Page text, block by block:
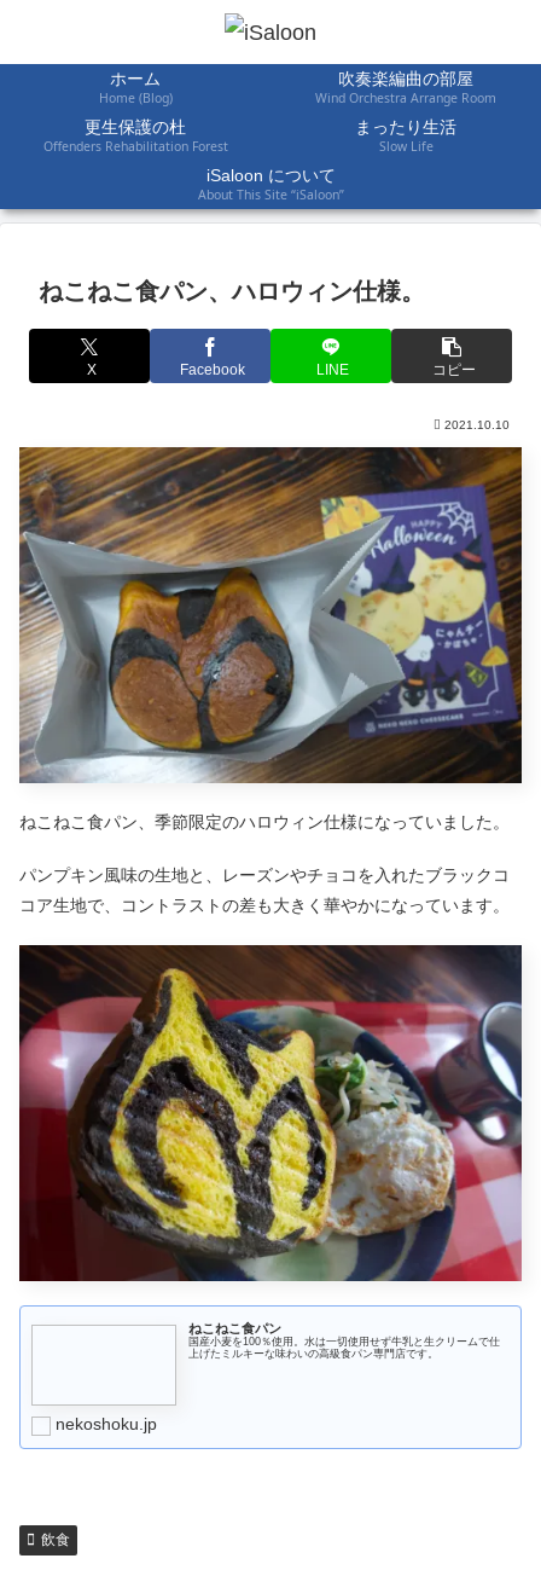
ホーム
Home (Blog)
吹奏楽編曲の部屋
Wind Orchestra Arrange Room
更生保護の杜
Offenders Rehabilitation Forest
まったり生活
Slow Life
iSaloon について
About This Site “iSaloon”
ねこねこ食パン、ハロウィン仕様。
X Facebook LINE コピー
2021.10.10
ねこねこ食パン、季節限定のハロウィン仕様になっていました。
パンプキン風味の生地と、レーズンやチョコを入れたブラックコ
コア生地で、コントラストの差も大きく華やかになっています。
ねこねこ食パン
国産小麦を100％使用。水は一切使用せず牛乳と生クリームで仕
上げたミルキーな味わいの高級食パン専門店です。
nekoshoku.jp
飲食